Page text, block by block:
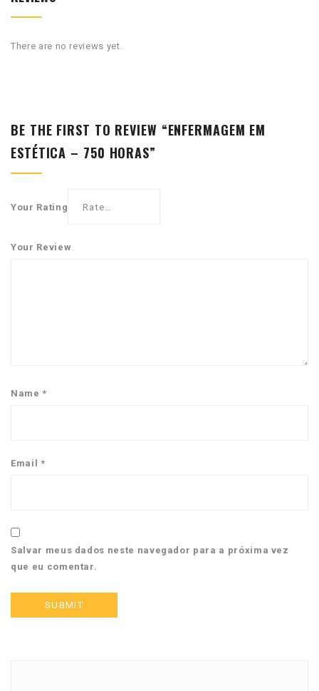
There are no reviews yet.
BE THE FIRST TO REVIEW “ENFERMAGEM EM
ESTÉTICA – 750 HORAS”
Your Rating
Your Review
Name*
Email *
Salvar meus dados neste navegador para a próxima vez
que eu comentar.